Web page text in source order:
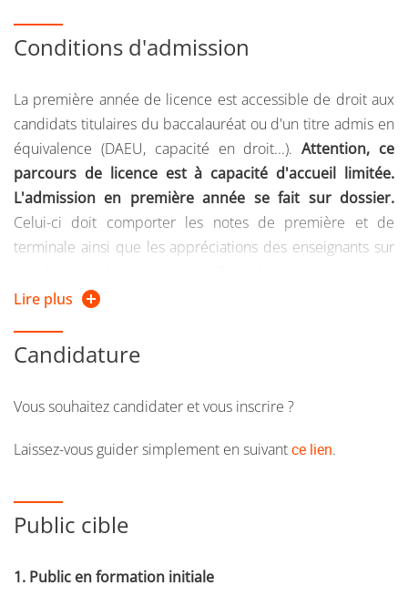
Conditions d'admission
La première année de licence est accessible de droit aux
candidats titulaires du baccalauréat ou d'un titre admis en
équivalence (DAEU, capacité en droit...).Attention, ce
parcours de licence est à capacité d'accueil limitée.
L'admission en première année se fait sur dossier.
Celui-ci doit comporter les notes de première et de
terminale ainsi que les appréciations des enseignants sur
peut pas être intégré en deuxième et troisième année de
Lire plus
Candidature
Vous souhaitez candidater et vous inscrire ?
Laissez-vous guider simplement en suivantce lien.
Public cible
1. Public en formation initiale